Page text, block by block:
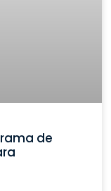
de